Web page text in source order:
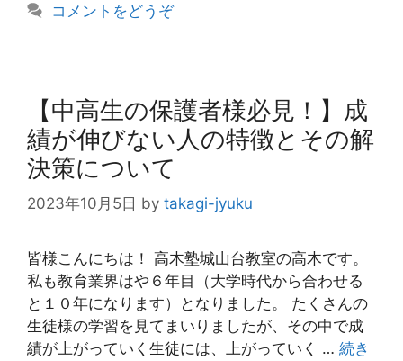
リ
コメントをどうぞ
【中高生の保護者様必見！】成
績が伸びない人の特徴とその解
決策について
2023年10月5日 by takagi-jyuku
皆様こんにちは！ 高木塾城山台教室の高木です。
私も教育業界はや６年目（大学時代から合わせる
と１０年になります）となりました。 たくさんの
生徒様の学習を見てまいりましたが、その中で成
績が上がっていく生徒には、上がっていく … 続き